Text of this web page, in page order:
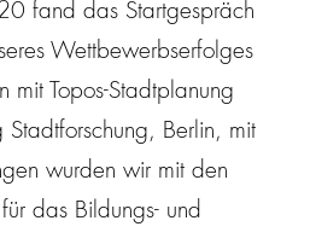
fand das Startgespräch
Wettbewerbserfolges
mit Topos-Stadtplanung
Stadtforschung, Berlin, mit
wurden wir mit den
das Bildungs- und